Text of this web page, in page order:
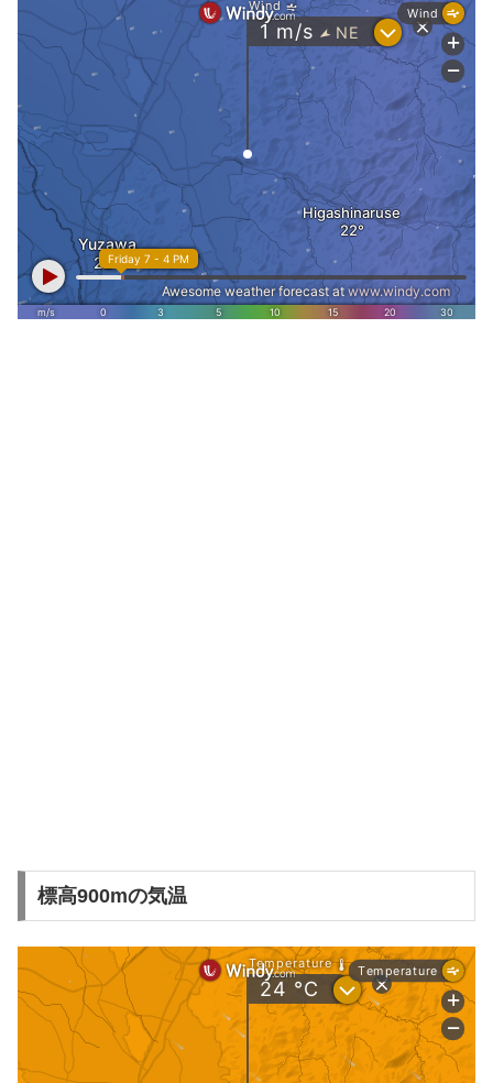
標高900mの気温